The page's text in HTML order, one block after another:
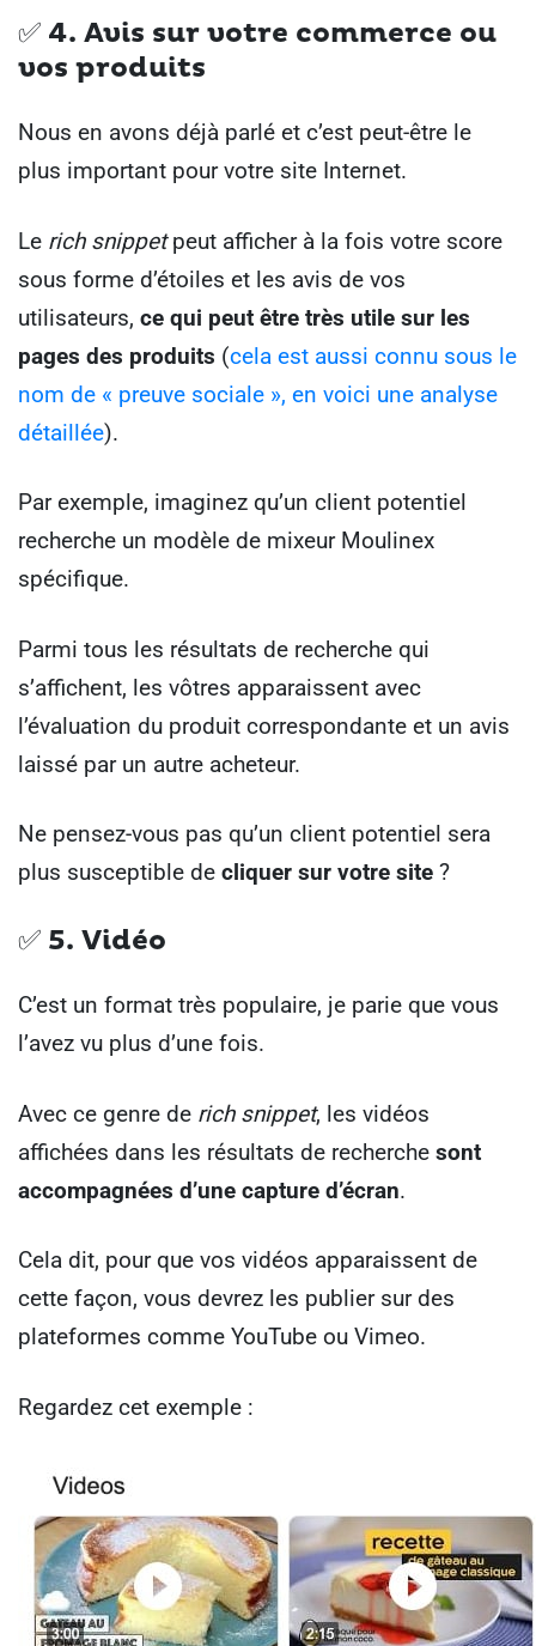
✅ 4. Avis sur votre commerce ou
vos produits
Nous en avons déjà parlé et c’est peut-être le
plus important pour votre site Internet.
Le rich snippetpeut afficher à la fois votre score
sous forme d’étoiles et les avis de vos
utilisateurs, ce qui peut être très utile sur les
pages des produits (cela est aussi connu sous le
nom de « preuve sociale », en voici une analyse
détaillée).
Par exemple, imaginez qu’un client potentiel
recherche un modèle de mixeur Moulinex
spécifique.
Parmi tous les résultats de recherche qui
s’affichent, les vôtres apparaissent avec
l’évaluation du produit correspondante et un avis
laissé par un autre acheteur.
Ne pensez-vous pas qu’un client potentiel sera
plus susceptible de cliquer sur votre site ?
✅ 5. Vidéo
C’est un format très populaire, je parie que vous
l’avez vu plus d’une fois.
Avec ce genre de rich snippet, les vidéos
affichées dans les résultats de recherche sont
accompagnées d’une capture d’écran.
Cela dit, pour que vos vidéos apparaissent de
cette façon, vous devrez les publier sur des
plateformes comme YouTube ou Vimeo.
Regardez cet exemple :